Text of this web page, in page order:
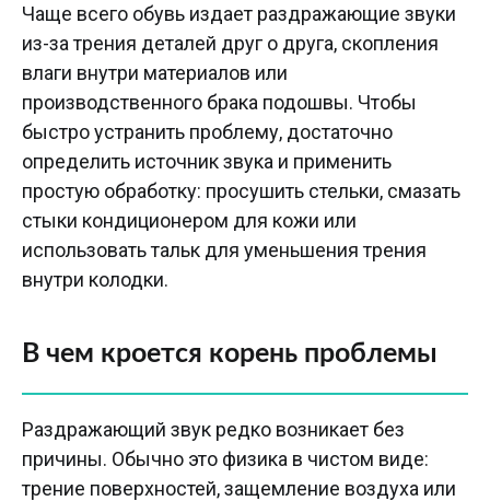
Чаще всего обувь издает раздражающие звуки
из-за трения деталей друг о друга, скопления
влаги внутри материалов или
производственного брака подошвы. Чтобы
быстро устранить проблему, достаточно
определить источник звука и применить
простую обработку: просушить стельки, смазать
стыки кондиционером для кожи или
использовать тальк для уменьшения трения
внутри колодки.
В чем кроется корень проблемы
Раздражающий звук редко возникает без
причины. Обычно это физика в чистом виде:
трение поверхностей, защемление воздуха или